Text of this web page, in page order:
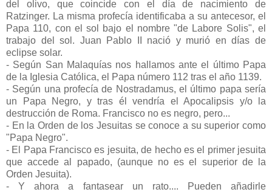
del olivo, que coincide con el día de nacimiento de
Ratzinger. La misma profecía identificaba a su antecesor, el
Papa 110, con el sol bajo el nombre "de Labore Solis", el
trabajo del sol. Juan Pablo II nació y murió en días de
eclipse solar.
- Según San Malaquías nos hallamos ante el último Papa
de la Iglesia Católica, el Papa número 112 tras el año 1139.
- Según una profecía de Nostradamus, el último papa sería
un Papa Negro, y tras él vendría el Apocalipsis y/o la
destrucción de Roma. Francisco no es negro, pero...
- En la Orden de los Jesuitas se conoce a su superior como
"Papa Negro".
- El Papa Francisco es jesuita, de hecho es el primer jesuita
que accede al papado, (aunque no es el superior de la
Orden Jesuita).
- Y ahora a fantasear un rato.... Pueden añadirle